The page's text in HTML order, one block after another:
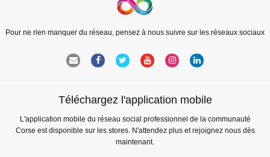
Pour ne rien manquer du réseau, pensez à nous suivre sur les réseaux sociaux
Téléchargez l'application mobile
L'application mobile du réseau social professionnel de la communauté
Corse est disponible sur les stores. N'attendez plus et rejoignez nous dès
maintenant.